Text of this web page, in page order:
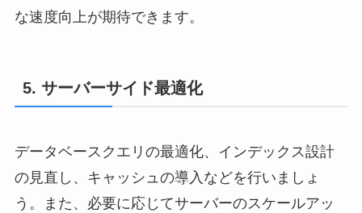
な速度向上が期待できます。
5. サーバーサイド最適化
データベースクエリの最適化、インデックス設計
の見直し、キャッシュの導入などを行いましょ
う。また、必要に応じてサーバーのスケールアッ